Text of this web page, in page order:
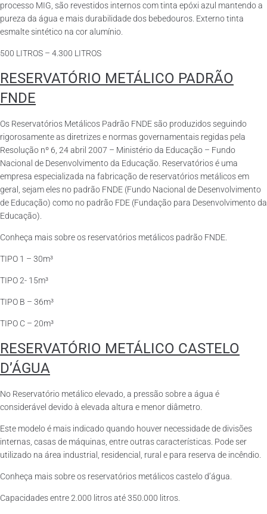
processo MIG, são revestidos internos com tinta epóxi azul mantendo a
pureza da água e mais durabilidade dos bebedouros. Externo tinta
esmalte sintético na cor alumínio.
500 LITROS – 4.300 LITROS
RESERVATÓRIO METÁLICO PADRÃO
FNDE
Os Reservatórios Metálicos Padrão FNDE são produzidos seguindo
rigorosamente as diretrizes e normas governamentais regidas pela
Resolução nº 6, 24 abril 2007 – Ministério da Educação – Fundo
Nacional de Desenvolvimento da Educação. Reservatórios é uma
empresa especializada na fabricação de reservatórios metálicos em
geral, sejam eles no padrão FNDE (Fundo Nacional de Desenvolvimento
de Educação) como no padrão FDE (Fundação para Desenvolvimento da
Educação).
Conheça mais sobre os reservatórios metálicos padrão FNDE.
TIPO 1 – 30m³
TIPO 2- 15m³
TIPO B – 36m³
TIPO C – 20m³
RESERVATÓRIO METÁLICO CASTELO
D’ÁGUA
No Reservatório metálico elevado, a pressão sobre a água é
considerável devido à elevada altura e menor diâmetro.
Este modelo é mais indicado quando houver necessidade de divisões
internas, casas de máquinas, entre outras características. Pode ser
utilizado na área industrial, residencial, rural e para reserva de incêndio.
Conheça mais sobre os reservatórios metálicos castelo d’água.
Capacidades entre 2.000 litros até 350.000 litros.